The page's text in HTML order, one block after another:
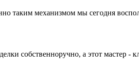
таким механизмом мы сегодня
собственноручно, а этот мастер -